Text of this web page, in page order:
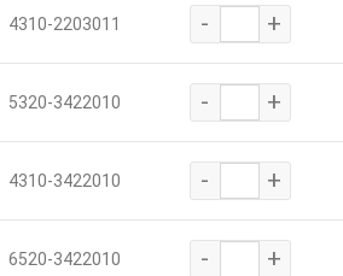
4310-2203011 - +
5320-3422010 - +
4310-3422010 - +
6520-3422010 - +